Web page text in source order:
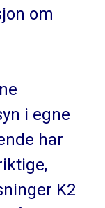
om
i egne
har
K2